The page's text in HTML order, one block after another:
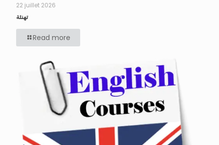
22 juillet 2026
تهنئة
Read more